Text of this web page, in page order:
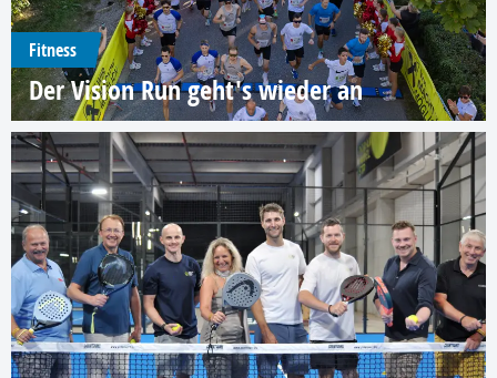
Fitness
Der Vision Run geht's wieder an